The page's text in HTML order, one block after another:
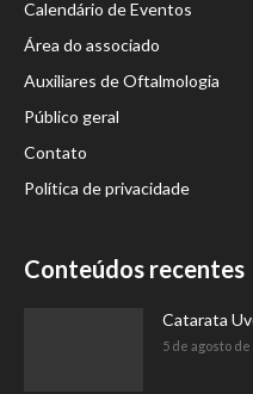
Calendário de Eventos
Área do associado
Auxiliares de Oftalmologia
Público geral
Contato
Política de privacidade
Conteúdos recentes
Catarata
5 de agosto de